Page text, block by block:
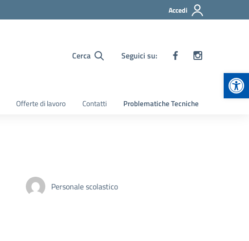
Accedi
Cerca Seguici su:
Offerte di lavoro Contatti Problematiche Tecniche
Personale scolastico